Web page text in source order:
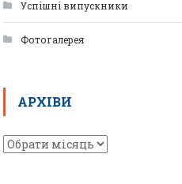
Успішні випускники
Фотогалерея
АРХІВИ